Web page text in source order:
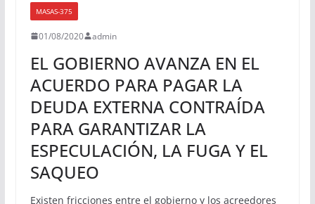
MASAS-375
01/08/2020 admin
EL GOBIERNO AVANZA EN EL
ACUERDO PARA PAGAR LA
DEUDA EXTERNA CONTRAÍDA
PARA GARANTIZAR LA
ESPECULACIÓN, LA FUGA Y EL
SAQUEO
Existen fricciones entre el gobierno y los acreedores